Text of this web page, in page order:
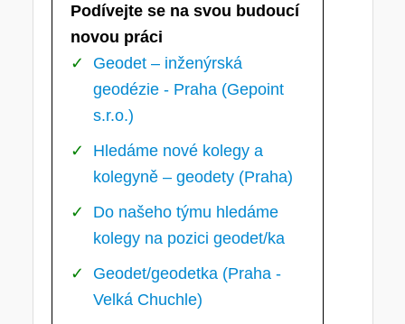
Podívejte se na svou budoucí
novou práci
Geodet – inženýrská
geodézie - Praha (Gepoint
s.r.o.)
Hledáme nové kolegy a
kolegyně – geodety (Praha)
Do našeho týmu hledáme
kolegy na pozici geodet/ka
Geodet/geodetka (Praha -
Velká Chuchle)